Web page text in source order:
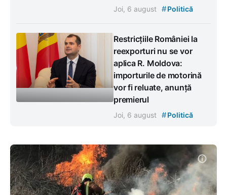
Joi, 6 august #Politică
Restricțiile României la
reexporturi nu se vor
aplica R. Moldova:
importurile de motorină
vor fi reluate, anunță
premierul
Joi, 6 august #Politică